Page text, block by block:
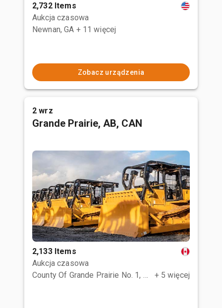
2,732 Items
Aukcja czasowa
Newnan, GA + 11 więcej
Zobacz urządzenia
2 wrz
Grande Prairie, AB, CAN
2,133 Items
Aukcja czasowa
County Of Grande Prairie No. 1, AB
+ 5 więcej